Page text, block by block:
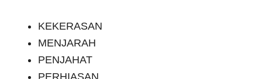
KEKERASAN
MENJARAH
PENJAHAT